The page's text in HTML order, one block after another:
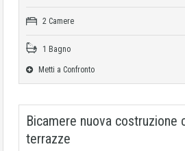
2 Camere
1 Bagno
Metti a Confronto
Bicamere nuova costruzione
terrazze